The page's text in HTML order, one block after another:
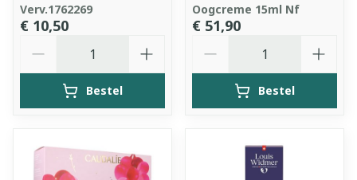
Verv.1762269
€ 10,50
Bestel
Oogcreme 15ml Nf
€ 51,90
Bestel